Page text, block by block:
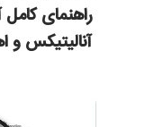
راهنمای
آنالیتیکس